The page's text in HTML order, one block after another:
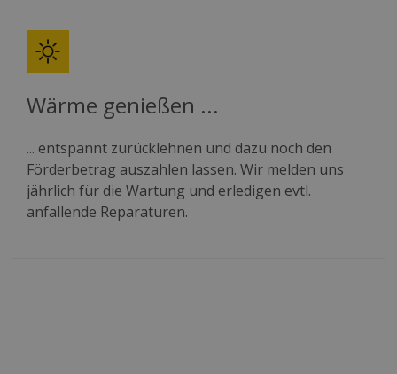
Wärme genießen ...
... entspannt zurücklehnen und dazu noch den
Förderbetrag auszahlen lassen. Wir melden uns
jährlich für die Wartung und erledigen evtl.
anfallende Reparaturen.